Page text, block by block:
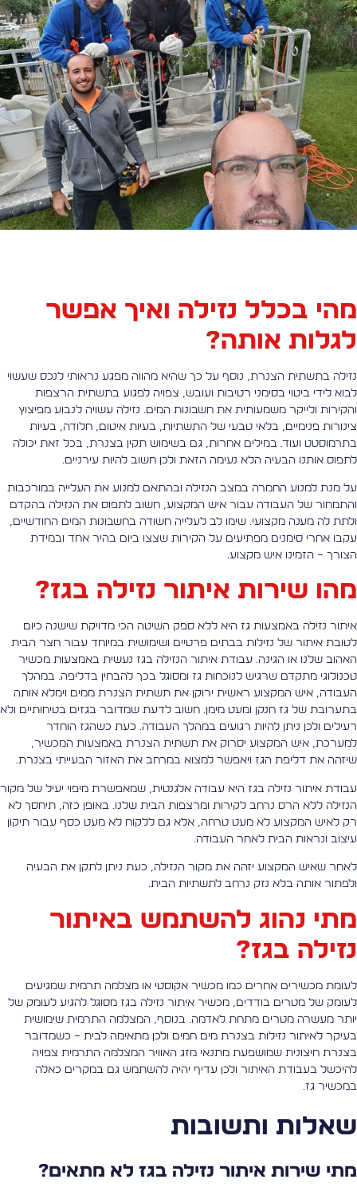
בכלל נזילה ואיך אפשר
אותה?
בתשתית הצנרת, נוסף על כך שהיא מהווה מפגע נראותי לנכס שעשוי
לידי ביטוי בסימני רטיבות ועובש, צפויה לפגוע בתשתית הרצפות
ולייקר משמעותית את חשבונות המים. נזילה עשויה לנבוע מפיצוץ
פנימיים, בלאי טבעי של התשתיות, בעיות איטום, חלודה, בעיות
ועוד. במילים אחרות, גם בשימוש תקין בצנרת, בכל זאת יכולה
אותנו הבעיה הלא נעימה הזאת ולכן חשוב להיות עירניים.
מנת למנוע החמרה במצב הנזילה ובהתאם למנוע את העלייה במורכבות
של העבודה עבור איש המקצוע, חשוב לתפוס את הנזילה בהקדם
לה מענה מקצועי. שימו לב לעלייה חשודה בחשבונות המים החודשיים,
אחרי סימנים מפתיעים על הקירות שצצו ביום בהיר אחד ובמידת
– הזמינו איש מקצוע.
שירות איתור נזילה בגז?
נזילה באמצעות גז היא ללא ספק השיטה הכי מדויקת שישנה כיום
איתור של נזילות בבתים פרטיים ושימושית במיוחד עבור חצר הבית
שלנו או הגינה. עבודת איתור הנזילה בגז נעשית באמצעות מכשיר
מתקדם שרגיש לנוכחות גז ומסוגל בכך להבחין בדליפה. במהלך
איש המקצוע ראשית ירוקן את תשתית הצנרת ממים וימלא אותה
של גז חנקן ומעט מימן. חשוב לדעת שמדובר בגזים בטיחותיים ולא
ולכן ניתן להיות רגועים במהלך העבודה. כעת כשהגז הוחדר
איש המקצוע יסרוק את תשתית הצנרת באמצעות המכשיר,
את דליפת הגז ויאפשר למצוא במרחב את האזור הבעייתי בצנרת.
איתור נזילה בגז היא עבודה אלגנטית, שמאפשרת מיפוי יעיל של מקור
ללא הרס נרחב לקירות ומרצפות הבית שלנו. באופן כזה, תיחסך לא
לאיש המקצוע לא מעט טרחה, אלא גם ללקוח לא מעט כסף עבור תיקון
ונראות הבית לאחר העבודה.
שאיש המקצוע יזהה את מקור הנזילה, כעת ניתן לתקן את הבעיה
אותה בלא נזק נרחב לתשתיות הבית.
נהוג להשתמש באיתור
בגז?
מכשירים אחרים כמו מכשיר אקוסטי או מצלמה תרמית שמגיעים
של מטרים בודדים, מכשיר איתור נזילה בגז מסוגל להגיע לעומק של
מעשרה מטרים מתחת לאדמה. בנוסף, המצלמה התרמית שימושית
לאיתור נזילות בצנרת מים חמים ולכן מתאימה לבית – כשמדובר
חיצונית שמושפעת מתנאי מזג האוויר המצלמה התרמית צפויה
בעבודת האיתור ולכן עדיף יהיה להשתמש גם במקרים כאלה
גז.
ותשובות
שירות איתור נזילה בגז לא מתאים?